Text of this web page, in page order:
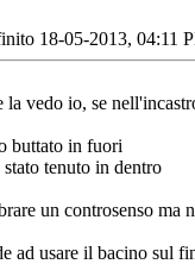
18-05-2013, 04:11
la vedo io, se
buttato in fuori
tenuto in dentro
un controsenso ma
ad usare il bacino sul